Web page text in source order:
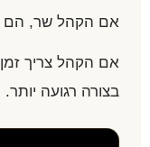
אם הקהל שר, הם
אם הקהל צריך
בצורה רגועה יותר.